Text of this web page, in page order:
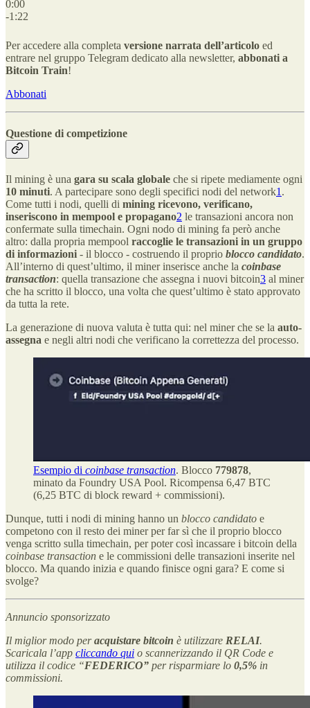
0:00
-1:22
Per accedere alla completa versione narrata dell’articolo ed
entrare nel gruppo Telegram dedicato alla newsletter, abbonati a
Bitcoin Train!
Abbonati
Questione di competizione
Il mining è una gara su scala globale che si ripete mediamente ogni
10 minuti. A partecipare sono degli specifici nodi del network1 .
Come tutti i nodi, quelli di mining ricevono, verificano,
inseriscono in mempool e propagano2 le transazioni ancora non
confermate sulla timechain. Ogni nodo di mining fa però anche
altro: dalla propria mempool raccoglie le transazioni in un gruppo
di informazioni - il blocco - costruendo il proprio blocco candidato.
All’interno di quest’ultimo, il miner inserisce anche la coinbase
transaction: quella transazione che assegna i nuovi bitcoin3 al miner
che ha scritto il blocco, una volta che quest’ultimo è stato approvato
da tutta la rete.
La generazione di nuova valuta è tutta qui: nel miner che se la auto-
assegna e negli altri nodi che verificano la correttezza del processo.
Esempio di coinbase transaction. Blocco 779878,
minato da Foundry USA Pool. Ricompensa 6,47 BTC
(6,25 BTC di block reward + commissioni).
Dunque, tutti i nodi di mining hanno un blocco candidato e
competono con il resto dei miner per far sì che il proprio blocco
venga scritto sulla timechain, per poter così incassare i bitcoin della
coinbase transaction e le commissioni delle transazioni inserite nel
blocco. Ma quando inizia e quando finisce ogni gara? E come si
svolge?
Annuncio sponsorizzato
Il miglior modo peracquistare bitcoin è utilizzare RELAI.
Scaricala l’app cliccando qui o scannerizzando il QR Code e
utilizza il codice “FEDERICO” per risparmiare lo 0,5% in
commissioni.